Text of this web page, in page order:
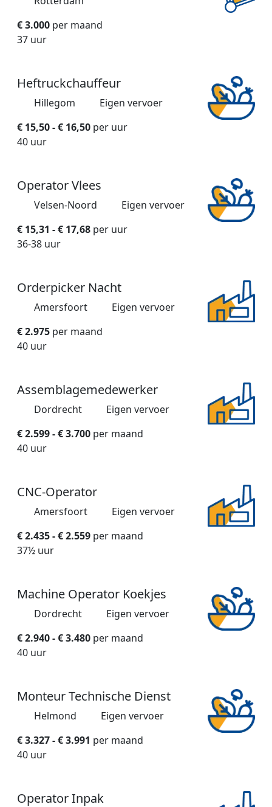
€ 3.000 per maand
37 uur
Heftruckchauffeur
Hillegom
Eigen vervoer
€ 15,50 - € 16,50 per uur
40 uur
Operator Vlees
Velsen-Noord
Eigen vervoer
€ 15,31 - € 17,68 per uur
36-38 uur
Orderpicker Nacht
Amersfoort
Eigen vervoer
€ 2.975 per maand
40 uur
Assemblagemedewerker
Dordrecht
Eigen vervoer
€ 2.599 - € 3.700 per maand
40 uur
CNC-Operator
Amersfoort
Eigen vervoer
€ 2.435 - € 2.559 per maand
37½ uur
Machine Operator Koekjes
Dordrecht
Eigen vervoer
€ 2.940 - € 3.480 per maand
40 uur
Monteur Technische Dienst
Helmond
Eigen vervoer
€ 3.327 - € 3.991 per maand
40 uur
Operator Inpak